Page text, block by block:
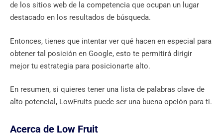
de los sitios web de la competencia que ocupan un lugar
destacado en los resultados de búsqueda.
Entonces, tienes que intentar ver qué hacen en especial para
obtener tal posición en Google, esto te permitirá dirigir
mejor tu estrategia para posicionarte alto.
En resumen, si quieres tener una lista de palabras clave de
alto potencial, LowFruits puede ser una buena opción para ti.
Acerca de Low Fruit